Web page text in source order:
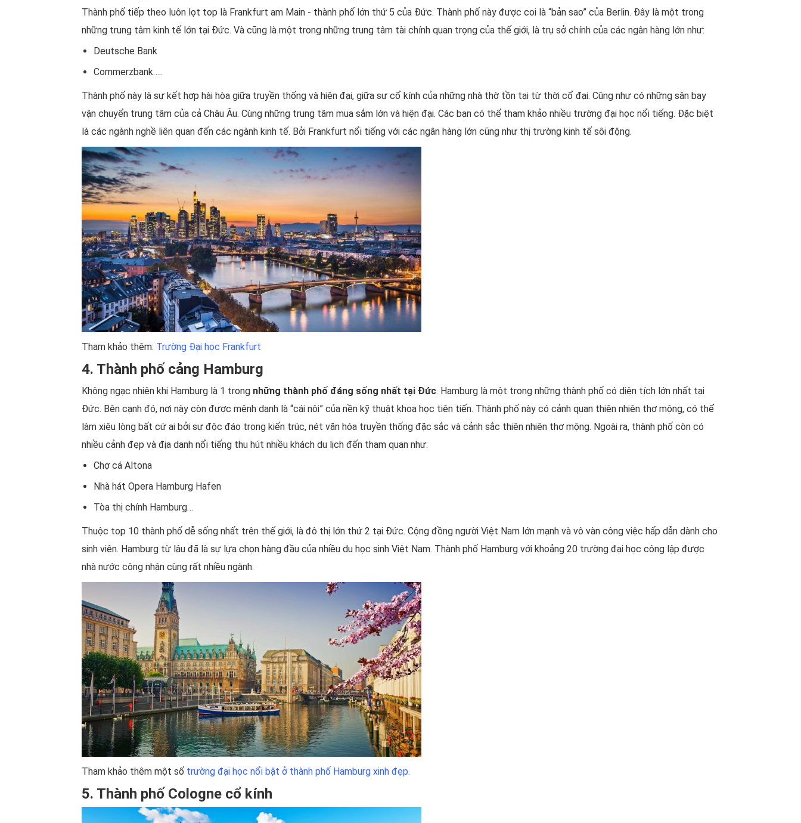
Thành phố tiếp theo luôn lọt top là Frankfurt am Main - thành phố lớn thứ 5 của Đức. Thành phố này được coi là “bản sao” của Berlin. Đây là một trong
những trung tâm kinh tế lớn tại Đức. Và cũng là một trong những trung tâm tài chính quan trọng của thế giới, là trụ sở chính của các ngân hàng lớn như:
Deutsche Bank
Commerzbank…..
Thành phố này là sự kết hợp hài hòa giữa truyền thống và hiện đại, giữa sự cổ kính của những nhà thờ tồn tại từ thời cổ đại. Cũng như có những sân bay
vận chuyển trung tâm của cả Châu Âu. Cùng những trung tâm mua sắm lớn và hiện đại. Các bạn có thể tham khảo nhiều trường đại học nổi tiếng. Đặc biệt
là các ngành nghề liên quan đến các ngành kinh tế. Bởi Frankfurt nổi tiếng với các ngân hàng lớn cũng như thị trường kinh tế sôi động.
Tham khảo thêm: Trường Đại học Frankfurt
4. Thành phố cảng Hamburg
Không ngạc nhiên khi Hamburg là 1 trong những thành phố đáng sống nhất tại Đức. Hamburg là một trong những thành phố có diện tích lớn nhất tại
Đức. Bên cạnh đó, nơi này còn được mệnh danh là “cái nôi” của nền kỹ thuật khoa học tiên tiến. Thành phố này có cảnh quan thiên nhiên thơ mộng, có thể
làm xiêu lòng bất cứ ai bởi sự độc đáo trong kiến trúc, nét văn hóa truyền thống đặc sắc và cảnh sắc thiên nhiên thơ mộng. Ngoài ra, thành phố còn có
nhiều cảnh đẹp và địa danh nổi tiếng thu hút nhiều khách du lịch đến tham quan như:
Chợ cá Altona
Nhà hát Opera Hamburg Hafen
Tòa thị chính Hamburg…
Thuộc top 10 thành phố dễ sống nhất trên thế giới, là đô thị lớn thứ 2 tại Đức. Cộng đồng người Việt Nam lớn mạnh và vô vàn công việc hấp dẫn dành cho
sinh viên. Hamburg từ lâu đã là sự lựa chọn hàng đầu của nhiều du học sinh Việt Nam. Thành phố Hamburg với khoảng 20 trường đại học công lập được
nhà nước công nhận cùng rất nhiều ngành.
Tham khảo thêm một số trường đại học nổi bật ở thành phố Hamburg xinh đẹp.
5. Thành phố Cologne cổ kính